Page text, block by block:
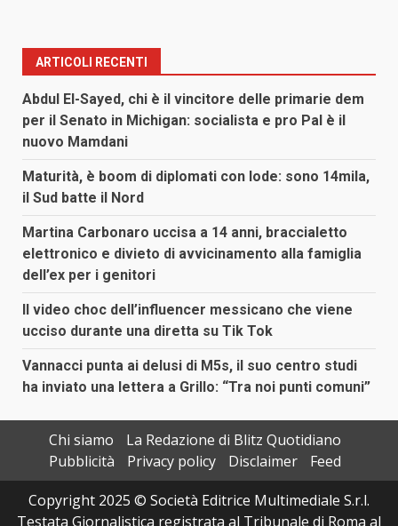
ARTICOLI RECENTI
Abdul El-Sayed, chi è il vincitore delle primarie dem
per il Senato in Michigan: socialista e pro Pal è il
nuovo Mamdani
Maturità, è boom di diplomati con lode: sono 14mila,
il Sud batte il Nord
Martina Carbonaro uccisa a 14 anni, braccialetto
elettronico e divieto di avvicinamento alla famiglia
dell’ex per i genitori
Il video choc dell’influencer messicano che viene
ucciso durante una diretta su Tik Tok
Vannacci punta ai delusi di M5s, il suo centro studi
ha inviato una lettera a Grillo: “Tra noi punti comuni”
Chi siamo
La Redazione di Blitz Quotidiano
Pubblicità
Privacy policy Disclaimer
Feed
Copyright 2025 © Società Editrice Multimediale S.r.l.
Testata Giornalistica registrata al Tribunale di Roma al